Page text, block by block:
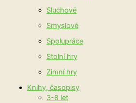
Sluchové
Smyslové
Spolupráce
Stolní hry
Zimní hry
Knihy, časopisy
3-8 let